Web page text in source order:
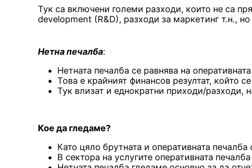
Тук са включени големи разходи, които не са
development (R&D), разходи за маркетинг т.н.,
Нетна печалба:
Нетната печалба се равнява на
Това е крайният финансов резултат, който
Тук влизат и еднократни приходи/
Кое да гледаме?
Като цяло брутната и оперативната
В сектора на услугите оперативната